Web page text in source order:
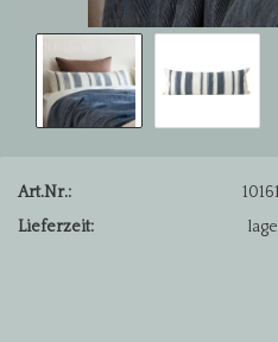
Art.Nr.:
Lieferzeit: